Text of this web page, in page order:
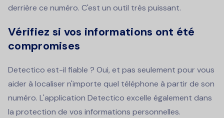
derrière ce numéro. C'est un outil très puissant.
Vérifiez si vos informations ont été
compromises
Detectico est-il fiable ? Oui, et pas seulement pour vous
aider à localiser n'importe quel téléphone à partir de son
numéro. L'application Detectico excelle également dans
la protection de vos informations personnelles.